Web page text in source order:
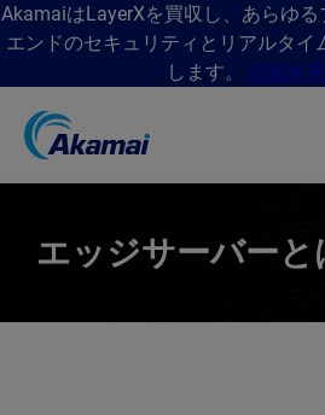
AkamaiはLayerXを買収し、あらゆ
エンドのセキュリティとリアルタイ
します。 詳細を
エッジサーバーと